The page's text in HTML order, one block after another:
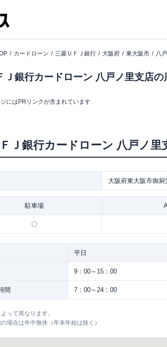
カードローン 三菱ＵＦＪ銀行 大阪府 東大阪市 八
Ｊ銀行カードローン 八戸ノ里支店の
にはPRリンクが含まれています
Ｊ銀行カードローン 八戸ノ里
大阪府東大阪市御厨
駐車場
〇
平日
9：00～15：00
間 7：00～24：00
って異なります。
場合は年中無休（年末年始は除く）